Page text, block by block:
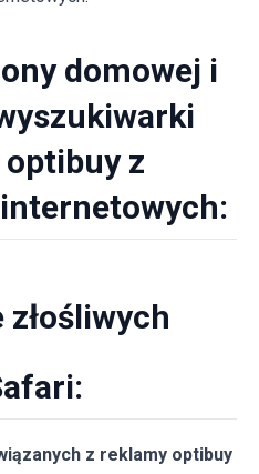
domowej i
z
złośliwych
z reklamy optibuy